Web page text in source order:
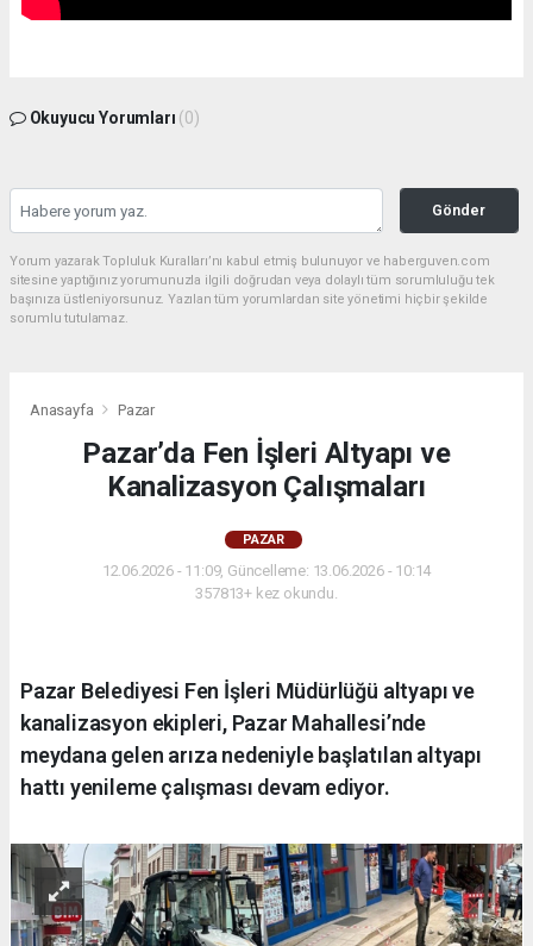
Okuyucu Yorumları (0)
Gönder
Yorum yazarak Topluluk Kuralları’nı kabul etmiş bulunuyor ve haberguven.com
sitesine yaptığınız yorumunuzla ilgili doğrudan veya dolaylı tüm sorumluluğu tek
başınıza üstleniyorsunuz. Yazılan tüm yorumlardan site yönetimi hiçbir şekilde
sorumlu tutulamaz.
Anasayfa Pazar
Pazar’da Fen İşleri Altyapı ve
Kanalizasyon Çalışmaları
PAZAR
12.06.2026 - 11:09, Güncelleme: 13.06.2026 - 10:14
357813+ kez okundu.
Pazar Belediyesi Fen İşleri Müdürlüğü altyapı ve
kanalizasyon ekipleri, Pazar Mahallesi’nde
meydana gelen arıza nedeniyle başlatılan altyapı
hattı yenileme çalışması devam ediyor.